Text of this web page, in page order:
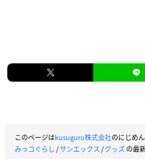
このページはkusuguru株式会社のにじめ
みっコぐらし/サンエックス/グッズの最